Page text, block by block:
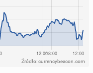
Źródło: currencybeacon.com